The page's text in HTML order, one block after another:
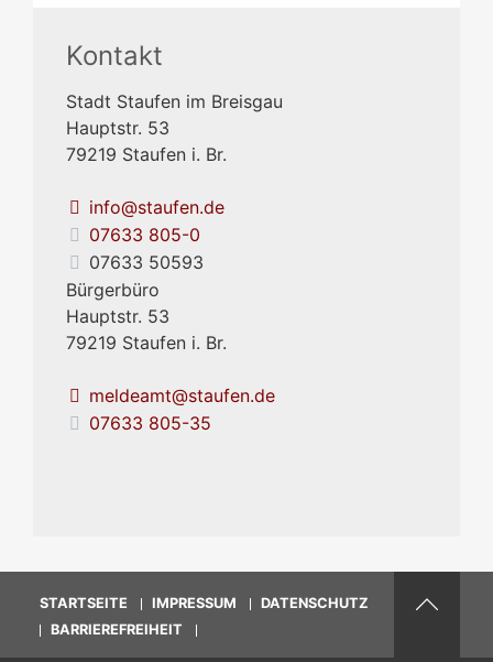
Kontakt
Stadt Staufen im Breisgau
Hauptstr. 53
79219 Staufen i. Br.
info@staufen.de
07633 805-0
07633 50593
Bürgerbüro
Hauptstr. 53
79219 Staufen i. Br.
meldeamt@staufen.de
07633 805-35
STARTSEITE IMPRESSUM
DATENSCHUTZ
BARRIEREFREIHEIT